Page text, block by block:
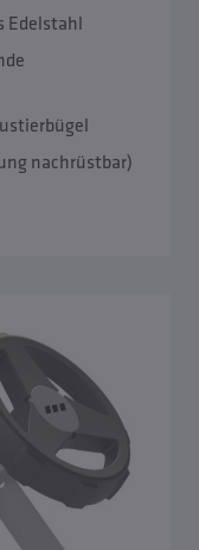
Edelstahl
nachrüstbar)